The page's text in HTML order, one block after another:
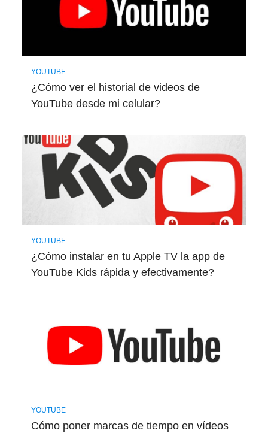
YOUTUBE
¿Cómo ver el historial de videos de
YouTube desde mi celular?
YOUTUBE
¿Cómo instalar en tu Apple TV la app de
YouTube Kids rápida y efectivamente?
YOUTUBE
Cómo poner marcas de tiempo en vídeos